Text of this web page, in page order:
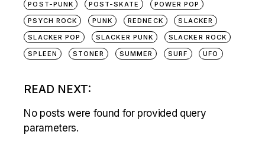
POST-PUNK
POST-SKATE
POWER POP
PSYCH ROCK
PUNK REDNECK
SLACKER
SLACKER POP
SLACKER PUNK
SLACKER ROCK
SPLEEN
STONER SUMMER SURF UFO
READ NEXT:
No posts were found for provided query
parameters.